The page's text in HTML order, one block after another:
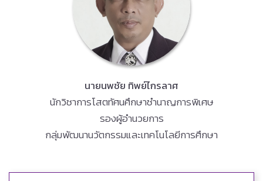
นายนพชัย ทิพย์ไกรลาศ
นักวิชาการโสตทัศนศึกษาชำนาญการพิเศษ
รองผู้อำนวยการ
กลุ่มพัฒนานวัตกรรมและเทคโนโลยีการศึกษา